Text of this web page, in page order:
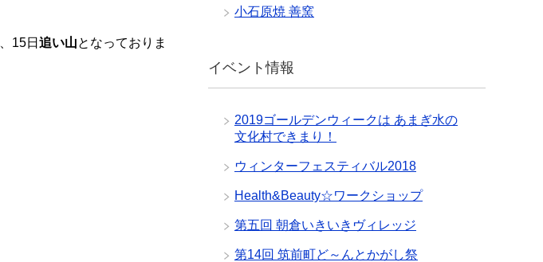
、15日 追い山となっておりま
小石原焼 善窯
イベント情報
2019ゴールデンウィークは あまぎ水の
文化村できまり！
ウィンターフェスティバル2018
Health&Beauty☆ワークショップ
第五回 朝倉いきいきヴィレッジ
第14回 筑前町ど～んとかがし祭